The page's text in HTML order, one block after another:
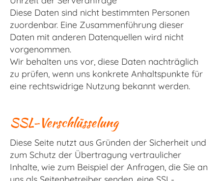
Diese Daten sind nicht bestimmten Personen
zuordenbar. Eine Zusammenführung dieser
Daten mit anderen Datenquellen wird nicht
vorgenommen.
Wir behalten uns vor, diese Daten nachträglich
zu prüfen, wenn uns konkrete Anhaltspunkte für
eine rechtswidrige Nutzung bekannt werden.
SSL-Verschlüsselung
Diese Seite nutzt aus Gründen der Sicherheit und
zum Schutz der Übertragung vertraulicher
Inhalte, wie zum Beispiel der Anfragen, die Sie an